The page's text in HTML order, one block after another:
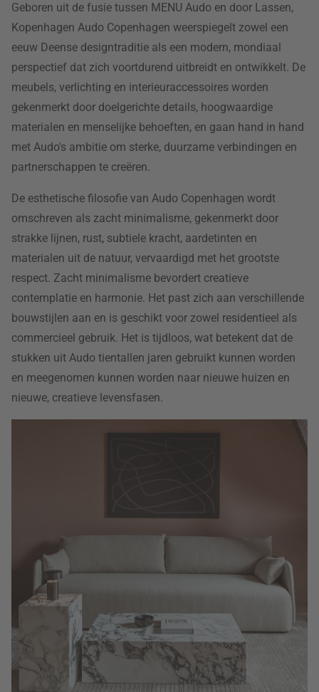
Geboren uit de fusie tussen MENU Audo en door Lassen,
Kopenhagen Audo Copenhagen weerspiegelt zowel een
eeuw Deense designtraditie als een modern, mondiaal
perspectief dat zich voortdurend uitbreidt en ontwikkelt. De
meubels, verlichting en interieuraccessoires worden
gekenmerkt door doelgerichte details, hoogwaardige
materialen en menselijke behoeften, en gaan hand in hand
met Audo's ambitie om sterke, duurzame verbindingen en
partnerschappen te creëren.
De esthetische filosofie van Audo Copenhagen wordt
omschreven als zacht minimalisme, gekenmerkt door
strakke lijnen, rust, subtiele kracht, aardetinten en
materialen uit de natuur, vervaardigd met het grootste
respect. Zacht minimalisme bevordert creatieve
contemplatie en harmonie. Het past zich aan verschillende
bouwstijlen aan en is geschikt voor zowel residentieel als
commercieel gebruik. Het is tijdloos, wat betekent dat de
stukken uit Audo tientallen jaren gebruikt kunnen worden
en meegenomen kunnen worden naar nieuwe huizen en
nieuwe, creatieve levensfasen.